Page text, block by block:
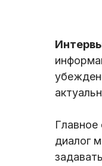
диалог